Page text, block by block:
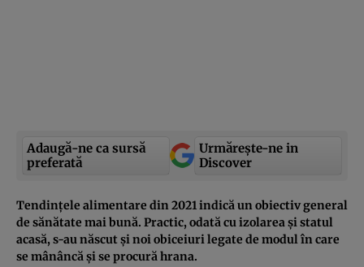
Adaugă-ne ca sursă
preferată
Urmărește-ne in
Discover
Tendinţele alimentare din 2021 indică un obiectiv general
de sănătate mai bună. Practic, odată cu izolarea şi statul
acasă, s-au născut şi noi obiceiuri legate de modul în care
se mânâncă și se procură hrana.